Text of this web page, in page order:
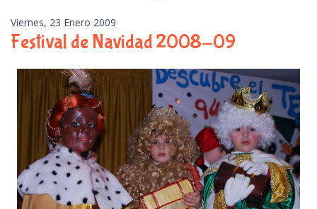
Viernes, 23 Enero 2009
Festival de Navidad 2008-09